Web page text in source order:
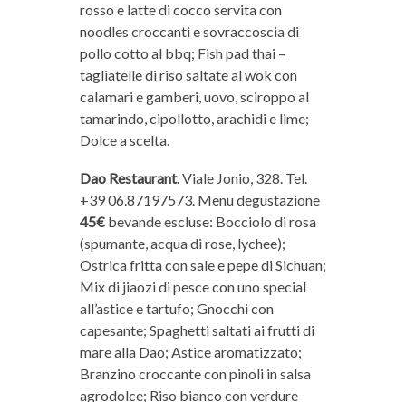
rosso e latte di cocco servita con
noodles croccanti e sovraccoscia di
pollo cotto al bbq; Fish pad thai –
tagliatelle di riso saltate al wok con
calamari e gamberi, uovo, sciroppo al
tamarindo, cipollotto, arachidi e lime;
Dolce a scelta.
Dao Restaurant. Viale Jonio, 328. Tel.
+39 06.87197573. Menu degustazione
45€bevande escluse: Bocciolo di rosa
(spumante, acqua di rose, lychee);
Ostrica fritta con sale e pepe di Sichuan;
Mix di jiaozi di pesce con uno special
all’astice e tartufo; Gnocchi con
capesante; Spaghetti saltati ai frutti di
mare alla Dao; Astice aromatizzato;
Branzino croccante con pinoli in salsa
agrodolce; Riso bianco con verdure